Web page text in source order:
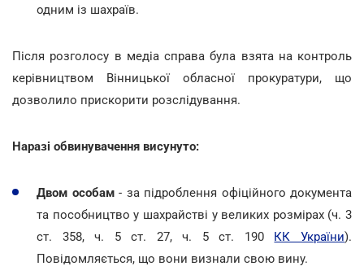
одним із шахраїв.
Після розголосу в медіа справа була взята на контроль
керівництвом Вінницької обласної прокуратури, що
дозволило прискорити розслідування.
Наразі обвинувачення висунуто:
Двом особам- за підроблення офіційного документа
та пособництво у шахрайстві у великих розмірах (ч. 3
ст. 358, ч. 5 ст. 27, ч. 5 ст. 190 КК України).
Повідомляється, що вони визнали свою вину.